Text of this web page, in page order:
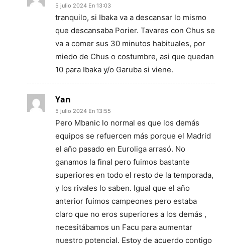
5 julio 2024 En 13:03
tranquilo, si Ibaka va a descansar lo mismo
que descansaba Porier. Tavares con Chus se
va a comer sus 30 minutos habituales, por
miedo de Chus o costumbre, asi que quedan
10 para Ibaka y/o Garuba si viene.
Yan
5 julio 2024 En 13:55
Pero Mbanic lo normal es que los demás
equipos se refuercen más porque el Madrid
el año pasado en Euroliga arrasó. No
ganamos la final pero fuimos bastante
superiores en todo el resto de la temporada,
y los rivales lo saben. Igual que el año
anterior fuimos campeones pero estaba
claro que no eros superiores a los demás ,
necesitábamos un Facu para aumentar
nuestro potencial. Estoy de acuerdo contigo